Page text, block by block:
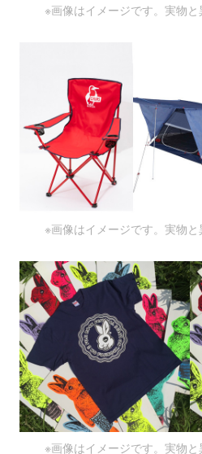
※画像はイメージです。実物と
※画像はイメージです。実物と
※画像はイメージです。実物と